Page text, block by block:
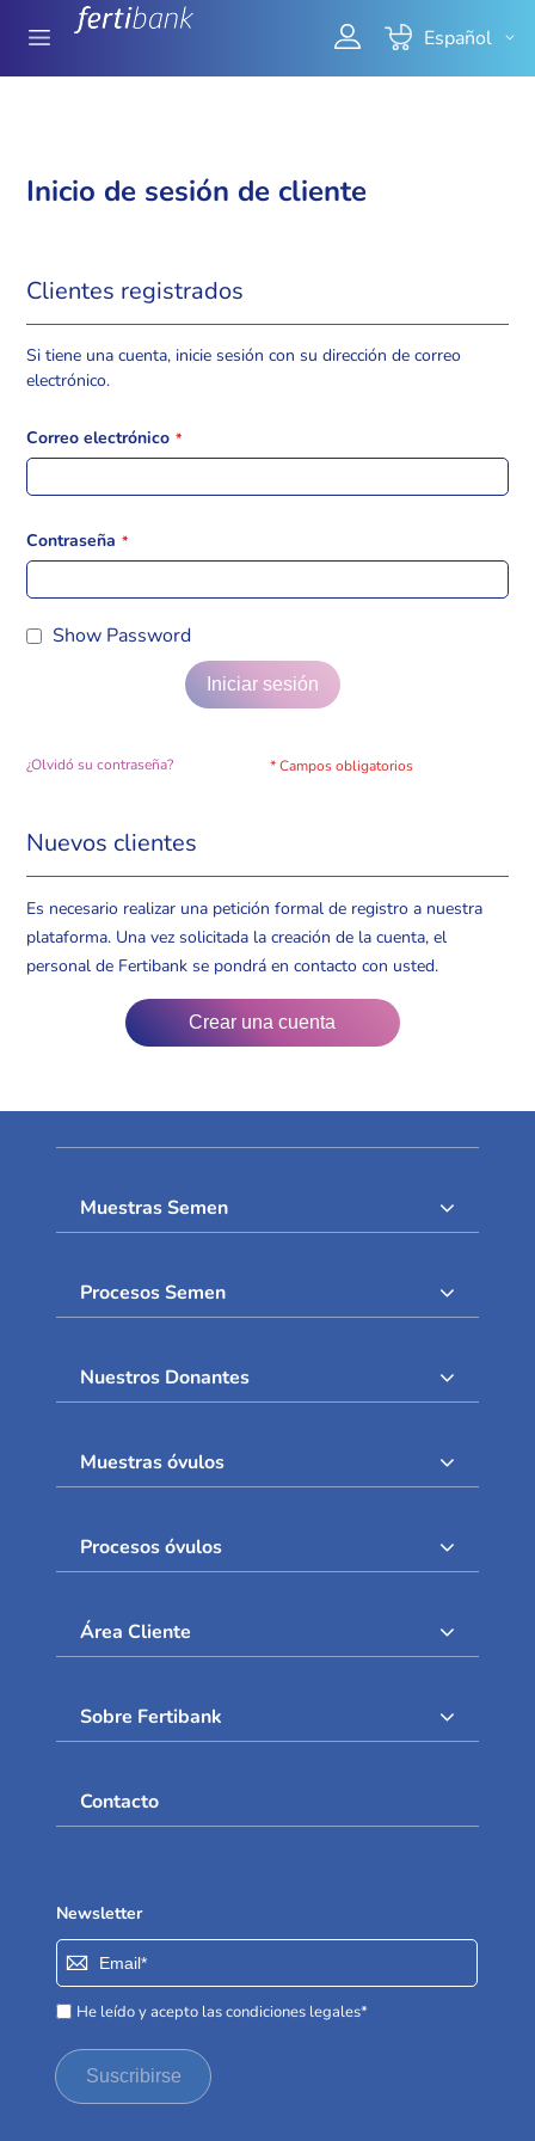
Mi cesta
al
contenido
Seleccionar
Español
Inicio de sesión de cliente
Clientes registrados
Si tiene una cuenta, inicie sesión con su dirección de correo
electrónico.
Correo electrónico
Contraseña
Show Password
Iniciar sesión
¿Olvidó su contraseña?
Nuevos clientes
Es necesario realizar una petición formal de registro a nuestra
plataforma. Una vez solicitada la creación de la cuenta, el
personal de Fertibank se pondrá en contacto con usted.
Crear una cuenta
Muestras Semen
Procesos Semen
Nuestros Donantes
Muestras óvulos
Procesos óvulos
Área Cliente
Sobre Fertibank
Contacto
Newsletter
Inscríbase
a
nuestro
de
noticias:
He leído y acepto las condiciones legales*
Suscribirse